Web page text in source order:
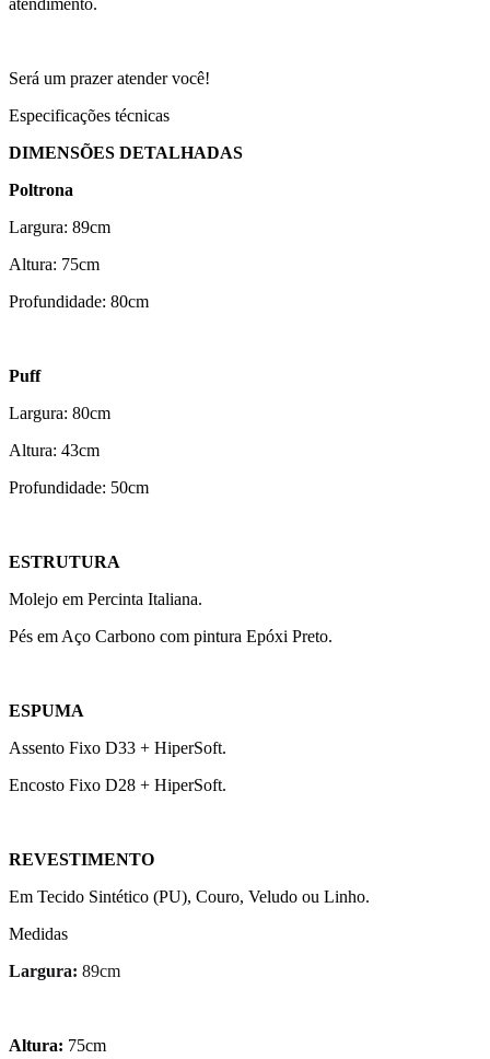
Será um prazer atender você!
Especificações técnicas
DIMENSÕES DETALHADAS
Poltrona
Largura: 89cm
Altura: 75cm
Profundidade: 80cm
Puff
Largura: 80cm
Altura: 43cm
Profundidade: 50cm
ESTRUTURA
Molejo em Percinta Italiana.
Pés em Aço Carbono com pintura Epóxi Preto.
ESPUMA
Assento Fixo D33 + HiperSoft.
Encosto Fixo D28 + HiperSoft.
REVESTIMENTO
Em Tecido Sintético (PU), Couro, Veludo ou Linho.
Medidas
Largura: 89cm
Altura: 75cm